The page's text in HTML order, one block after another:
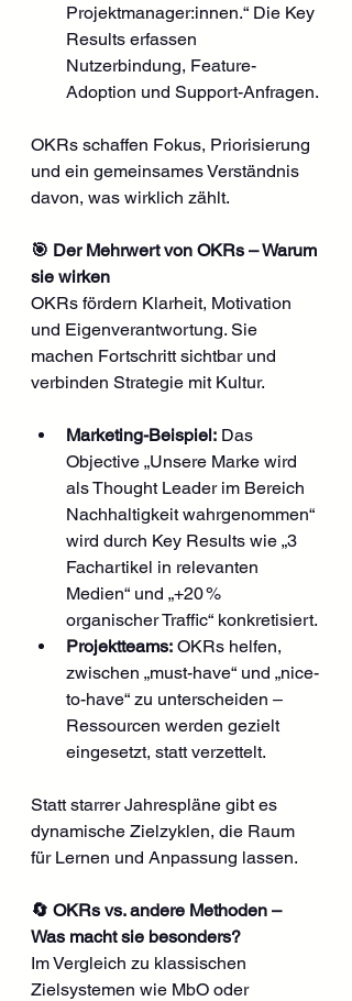
Projektmanager:innen.“ Die Key
Results erfassen
Nutzerbindung, Feature-
Adoption und Support-Anfragen.
OKRs schaffen Fokus, Priorisierung
und ein gemeinsames Verständnis
davon, was wirklich zählt.
🎯 Der Mehrwert von OKRs – Warum
sie wirken
OKRs fördern Klarheit, Motivation
und Eigenverantwortung. Sie
machen Fortschritt sichtbar und
verbinden Strategie mit Kultur.
Marketing-Beispiel: Das
Objective „Unsere Marke wird
als Thought Leader im Bereich
Nachhaltigkeit wahrgenommen“
wird durch Key Results wie „3
Fachartikel in relevanten
Medien“ und „+20 %
organischer Traffic“ konkretisiert.
Projektteams: OKRs helfen,
zwischen „must-have“ und „nice-
to-have“ zu unterscheiden –
Ressourcen werden gezielt
eingesetzt, statt verzettelt.
Statt starrer Jahrespläne gibt es
dynamische Zielzyklen, die Raum
für Lernen und Anpassung lassen.
🔄 OKRs vs. andere Methoden –
Was macht sie besonders?
Im Vergleich zu klassischen
Zielsystemen wie MbO oder